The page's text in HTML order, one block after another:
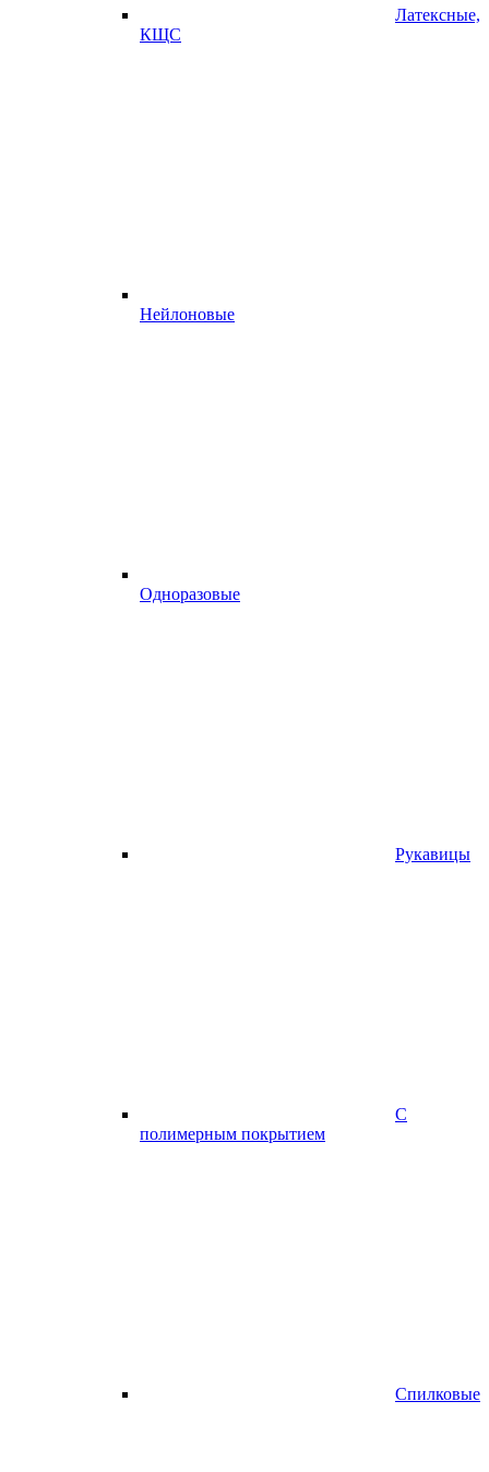
Латексные,
КЩС
Нейлоновые
Одноразовые
Рукавицы
С
полимерным покрытием
Спилковые